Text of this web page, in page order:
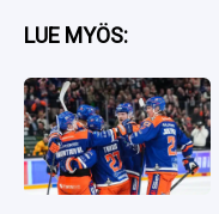
LUE MYÖS: